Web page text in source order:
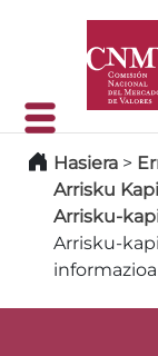
Hasiera >
Arrisku
Arrisku-
Arrisku-
informazioa